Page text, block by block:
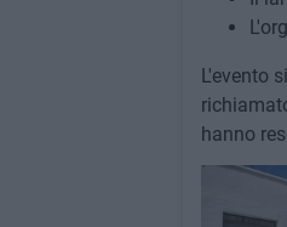
L'evento
hanno